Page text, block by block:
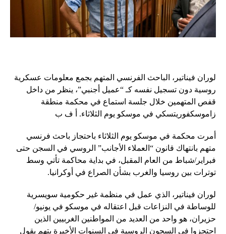
لوران فيناتير، الباحث الفرنسي المتهم بجمع معلومات عسكرية
روسية دون تسجيل نفسه كـ “عميل أجنبي”، ينظر من داخل
قفص المتهمين خلال جلسة استماع في محكمة منطقة
زاموسكفوريتسكي في موسكو يوم الثلاثاء. أ ف ب
أمرت محكمة في موسكو يوم الثلاثاء باحتجاز باحث فرنسي
متهم بانتهاك قانون “العملاء الأجانب” الروسي في السجن حتى
فبراير/شباط من العام المقبل، في بداية محاكمة تأتي وسط
توترات بين روسيا والغرب بشأن الصراع في أوكرانيا.
لوران فيناتير، الذي عمل في منظمة غير حكومية سويسرية
للوساطة في النزاعات قبل اعتقاله في موسكو في يونيو/
حزيران، هو واحد من العديد من المواطنين الغربيين الذين
احتجزوا في السجون الروسية في السنوات الأخيرة بتهم يقول